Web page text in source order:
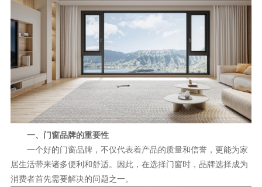
走进新标
高端门窗
一体化产品
门窗实力派
理想生活
新视界
加盟合作
一、门窗品牌的重要性
一个好的门窗品牌，不仅代表着产品的质量和信誉，更能为家
居生活带来诸多便利和舒适。因此，在选择门窗时，品牌选择成为
消费者首先需要解决的问题之一。